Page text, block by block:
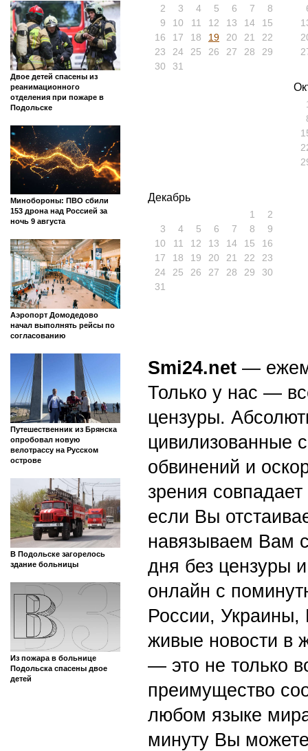
Двое детей спасены из
реанимационного
отделения при пожаре в
Подольске
Минобороны: ПВО сбили
153 дрона над Россией за
ночь 9 августа
Аэропорт Домодедово
начал выполнять рейсы по
согласованию
Путешественник из Брянска
опробовал новую
велотрассу на Русском
острове
В Подольске загорелось
здание больницы
Из пожара в больнице
Подольска спасены двое
детей
2
3 4 5 6 7
8
9
10 11 12 13 14
15
16
17 18 19 20 21
22
23
24 25 26 27 28
29
30
31
Декабрь
1
2
3
4 5 6 7 8
9
10
11 12 13 14 15
16
17
18 19 20 21 22
23
24
25 26 27 28 29
30
31
Smi24.net —
Только у нас —
цензуры.
цивилизованные
обвинений и
зрения
если Вы
навязываем Вам
дня без цензуры
онлайн с
России,
живые новости в
— это не только
преимущество
любом языке
минуту Вы